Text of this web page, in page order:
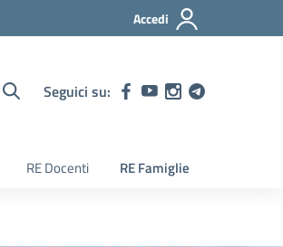
Accedi
Seguici su:
RE Docenti RE Famiglie